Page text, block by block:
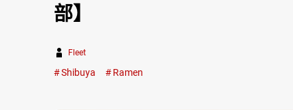
部】
Fleet
Shibuya Ramen